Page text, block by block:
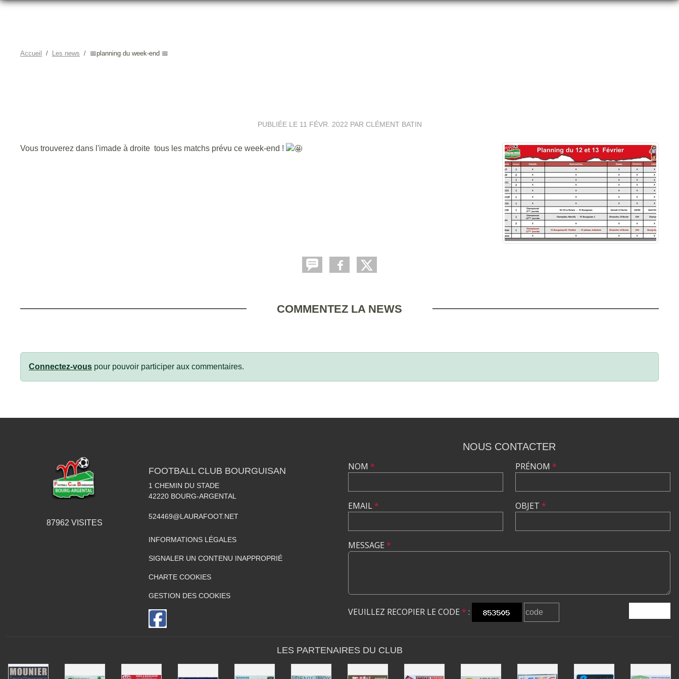
Accueil Les news 📅planning du week-end 📅
PUBLIÉE LE 11 FÉVR. 2022 PAR CLÉMENT BATIN
Vous trouverez dans l'imade à droite tous les matchs prévu ce week-end !
COMMENTEZ LA NEWS
Connectez-vous pour pouvoir participer aux commentaires.
87962 VISITES
FOOTBALL CLUB BOURGUISAN
1 CHEMIN DU STADE
42220 BOURG-ARGENTAL
524469@LAURAFOOT.NET
INFORMATIONS LÉGALES
SIGNALER UN CONTENU INAPPROPRIÉ
CHARTE COOKIES
GESTION DES COOKIES
NOUS CONTACTER
NOM *
EMAIL*
PRÉNOM *
OBJET *
MESSAGE *
VEUILLEZ RECOPIER LE CODE * :
LES PARTENAIRES DU CLUB